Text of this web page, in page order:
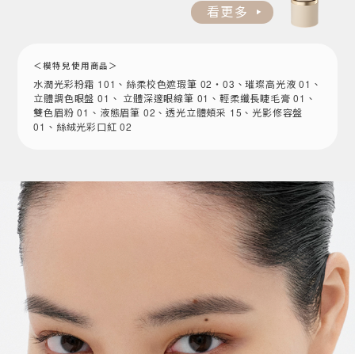
看更多
＜模特兒使用商品＞
水潤光彩粉霜 101、絲柔校色遮瑕筆 02・03、璀璨高光液 01、
立體調色眼盤 01、 立體深邃眼線筆 01、輕柔纖長睫毛膏 01、
雙色眉粉 01、液態眉筆 02、透光立體頰采 15、光影修容盤
01、絲絨光彩口紅 02